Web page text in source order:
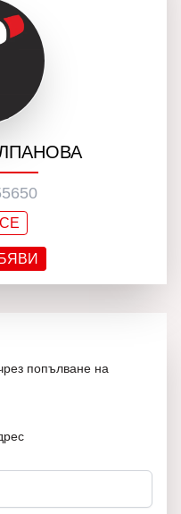
попълване на